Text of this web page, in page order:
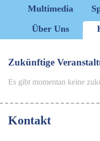
Multimedia
Über Uns
Zukünftige
Es gibt momentan keine
Kontakt